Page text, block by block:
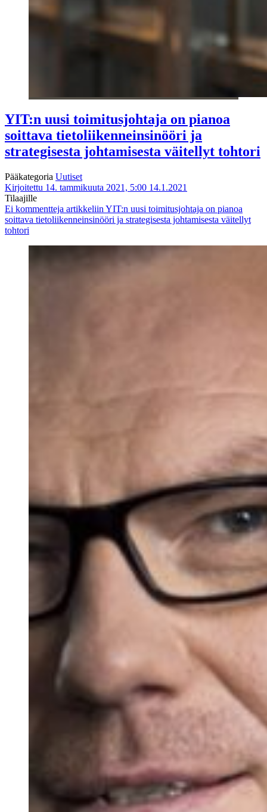
YIT:n uusi toimitusjohtaja on pianoa
soittava tietoliikenneinsinööri ja
strategisesta johtamisesta väitellyt tohtori
Pääkategoria Uutiset
Kirjoitettu 14. tammikuuta 2021, 5:00 14.1.2021
Tilaajille
Ei kommentteja artikkeliin YIT:n uusi toimitusjohtaja on pianoa
soittava tietoliikenneinsinööri ja strategisesta johtamisesta väitellyt
tohtori